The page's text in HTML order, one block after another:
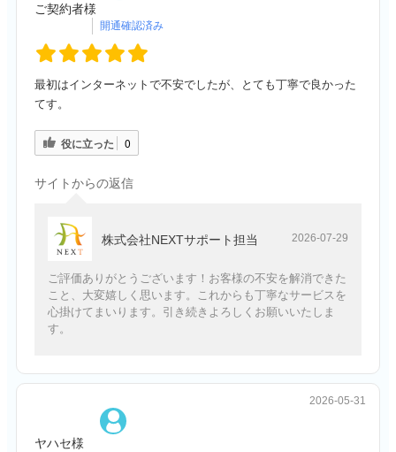
ご契約者様
最初はインターネットで不安でしたが、とても丁寧で良かった
てす。
役に立った 0
サイトからの返信
株式会社NEXTサポート担当 2026-07-29
ご評価ありがとうございます！お客様の不安を解消できた
こと、大変嬉しく思います。これからも丁寧なサービスを
心掛けてまいります。引き続きよろしくお願いいたしま
す。
ヤハセ様
2026-05-31